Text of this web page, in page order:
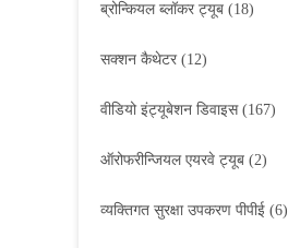
ब्रोन्कियल ब्लॉकर ट्यूब (18)
सक्शन कैथेटर(12)
वीडियो इंट्यूबेशन डिवाइस(167)
ऑरोफरीन्जियल एयरवे ट्यूब (2)
व्यक्तिगत सुरक्षा उपकरण पीपीई (6)